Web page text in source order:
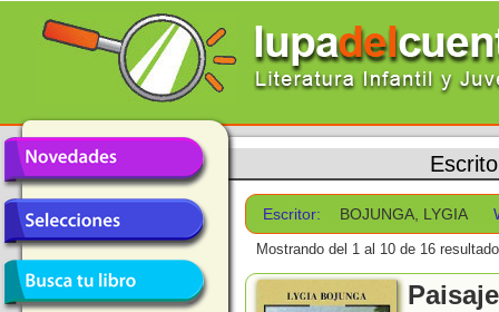
Escritor: BOJUNGA, LYGIA
Mostrando del 1 al 10 de 16
Paisaje